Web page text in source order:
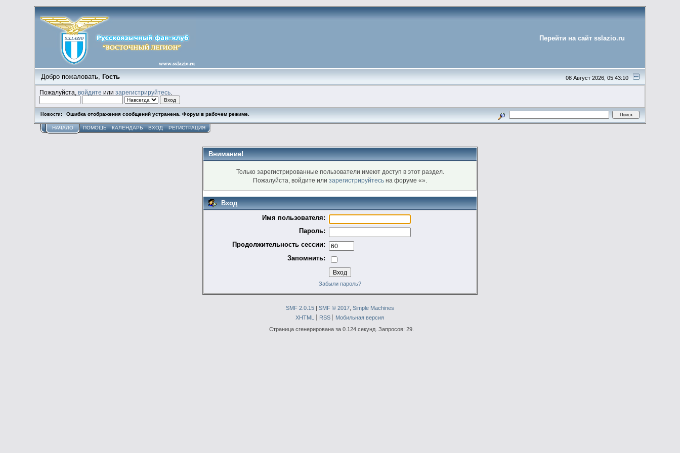
Перейти на сайт sslazio.ru
08 Август 2026, 05:43:10
Добро пожаловать, Гость
Пожалуйста,войдите илизарегистрируйтесь
Новости: Ошибка отображения сообщений устранена. Форум в рабочем режиме.
НАЧАЛО ПОМОЩЬ КАЛЕНДАРЬ ВХОД РЕГИСТРАЦИЯ
Внимание!
Только зарегистрированные пользователи имеют доступ в этот раздел.
Пожалуйста, войдите или зарегистрируйтесь на форуме «».
Вход
Имя пользователя:
Пароль:
Продолжительность сессии:
Запомнить:
Забыли пароль?
SMF 2.0.15 | SMF © 2017 Simple Machines
XHTML
RSS
Мобильная версия
Страница сгенерирована за 0.124 секунд. Запросов: 29.